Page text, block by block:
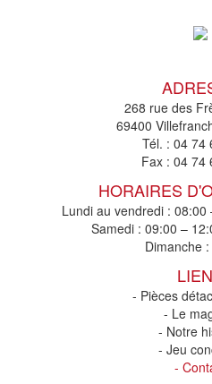
268 rue des
69400
Tél. : 04 74
Fax : 04 74
HORAIRES
Lundi au vendredi :
Samedi : 09:00 –
Dimanche
- Pièces
- Le
- Notre
- Jeu
-